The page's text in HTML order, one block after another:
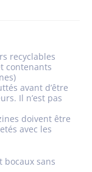
recyclables
contenants
avant d’être
Il n’est pas
doivent être
avec les
bocaux sans
Services